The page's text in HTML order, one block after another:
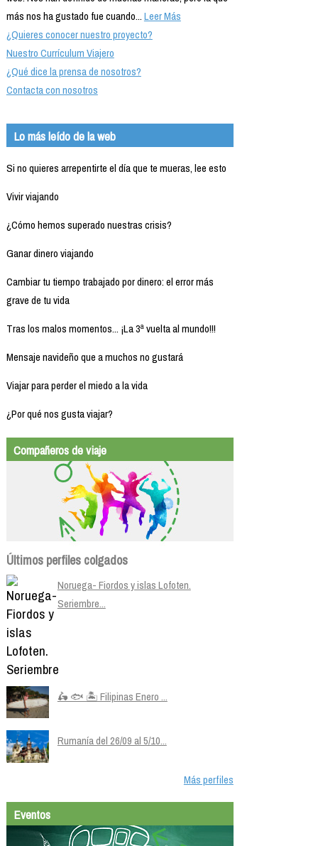
más nos ha gustado fue cuando...Leer Más
¿Quieres conocer nuestro proyecto?
Nuestro Currículum Viajero
¿Qué dice la prensa de nosotros?
Contacta con nosotros
Lo más leído de la web
Si no quieres arrepentirte el día que te mueras, lee esto
Vivir viajando
¿Cómo hemos superado nuestras crisis?
Ganar dinero viajando
Cambiar tu tiempo trabajado por dinero: el error más
grave de tu vida
Tras los malos momentos... ¡La 3ª vuelta al mundo!!!
Mensaje navideño que a muchos no gustará
Viajar para perder el miedo a la vida
¿Por qué nos gusta viajar?
Compañeros de viaje
Últimos perfiles colgados
Noruega- Fiordos y islas Lofoten.
Seriembre...
🛵 🐟 🏝️ Filipinas Enero ...
Rumanía del 26/09 al 5/10...
Más perfiles
Eventos